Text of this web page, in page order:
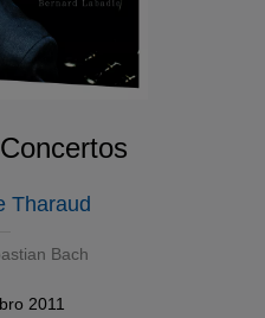
Tharaud
Bach
2011